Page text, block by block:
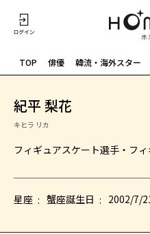
TOP 俳優 韓流・海外スター
紀平 梨花
キヒラ リカ
フィギュアスケート選手・フ
星座 蟹座誕生日 2002/7/